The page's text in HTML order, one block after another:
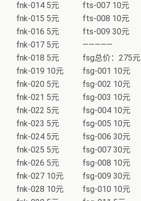
fnk-014 5元
fnk-015 5元
fnk-016 5元
fnk-017 5元
fnk-018 5元
fnk-019 10元
fnk-020 5元
fnk-021 5元
fnk-022 5元
fnk-023 5元
fnk-024 5元
fnk-025 5元
fnk-026 5元
fnk-027 10元
fnk-028 10元
fts-007 10元
fts-008 10元
fts-009 30元
—————
fsg总价：275元
fsg-001 10元
fsg-002 10元
fsg-003 10元
fsg-004 10元
fsg-005 10元
fsg-006 30元
fsg-007 30元
fsg-008 10元
fsg-009 30元
fsg-010 10元